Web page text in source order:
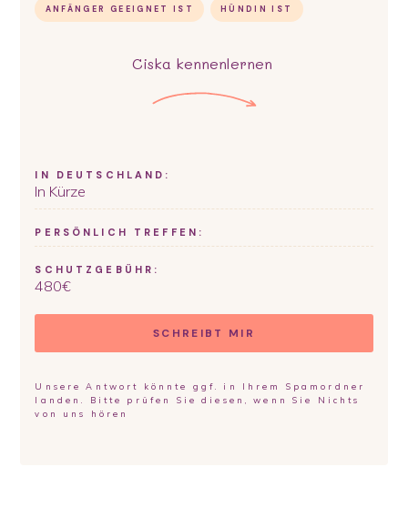
ANFÄNGER GEEIGNET IST HÜNDIN IST
Ciska kennenlernen
IN DEUTSCHLAND:
In Kürze
PERSÖNLICH TREFFEN:
SCHUTZGEBÜHR:
480€
SCHREIBT MIR
Unsere Antwort könnte ggf. in Ihrem Spamordner
landen. Bitte prüfen Sie diesen, wenn Sie Nichts
von uns hören